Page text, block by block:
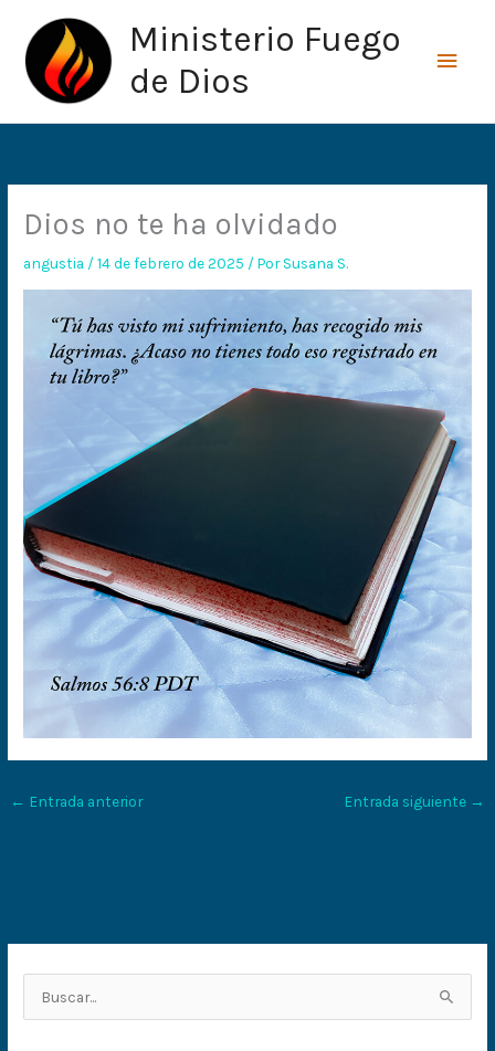
contenido
Ministerio Fuego
de Dios
Dios no te ha olvidado
angustia /14 de febrero de 2025 / PorSusana S.
← Entrada anterior Entrada siguiente →